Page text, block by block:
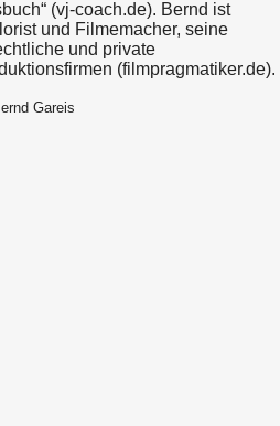
(vj-coach.de). Bernd ist
und Filmemacher, seine
und private
(filmpragmatiker.de).
Gareis